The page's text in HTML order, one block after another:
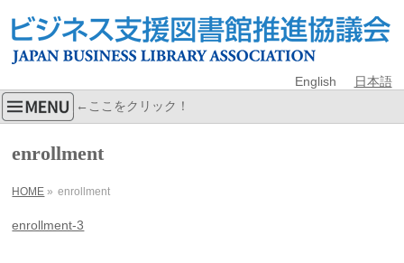
English 日本語
←ここをクリック！
enrollment
HOME » enrollment
enrollment-3